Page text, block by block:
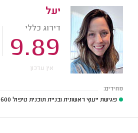
יעל
דירוג כללי
9.89
אין עדכון
מחירים:
פגישת ייעוץ ראשונית ובניית תוכנית טיפול 600 - 520